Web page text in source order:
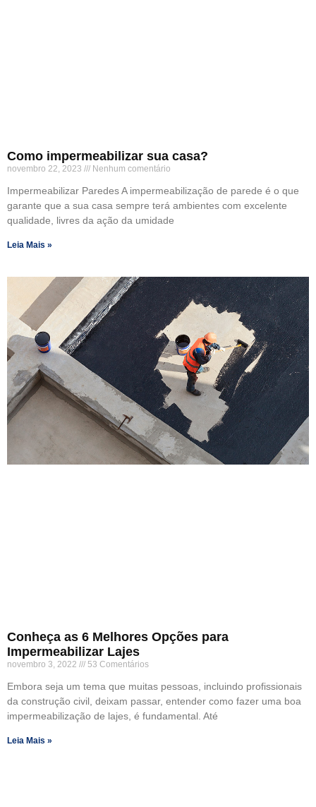
Como impermeabilizar sua casa?
novembro 22, 2023 Nenhum comentário
Impermeabilizar Paredes A impermeabilização de parede é o que
garante que a sua casa sempre terá ambientes com excelente
qualidade, livres da ação da umidade
Leia Mais »
Conheça as 6 Melhores Opções para
Impermeabilizar Lajes
novembro 3, 2022 53 Comentários
Embora seja um tema que muitas pessoas, incluindo profissionais
da construção civil, deixam passar, entender como fazer uma boa
impermeabilização de lajes, é fundamental. Até
Leia Mais »